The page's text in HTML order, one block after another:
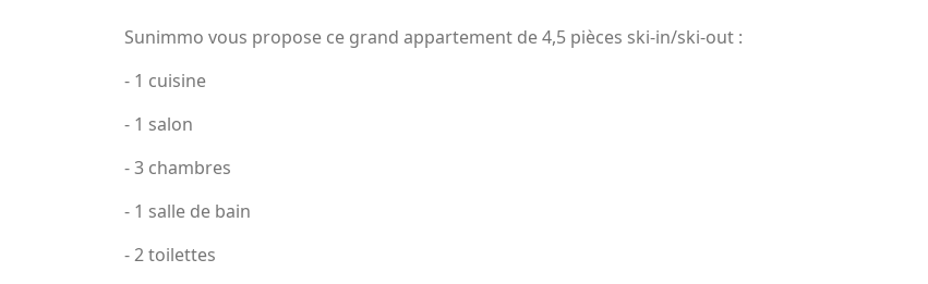
Sunimmo vous propose ce grand appartement de 4,5 pièces ski-in/ski-out :
- 1 cuisine
- 1 salon
- 3 chambres
- 1 salle de bain
- 2 toilettes